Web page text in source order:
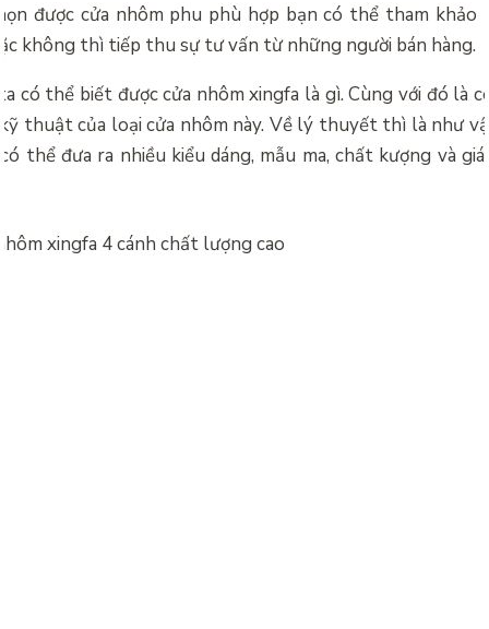
được cửa nhôm phu phù hợp bạn có thể tham khảo
không thì tiếp thu sự tư vấn từ những người bán hàng.
có thể biết được cửa nhôm xingfa là gì. Cùng với đó là
thuật của loại cửa nhôm này. Về lý thuyết thì là như
thể đưa ra nhiều kiểu dáng, mẫu ma, chất kượng và